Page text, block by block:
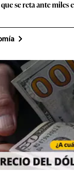
que se reta ante miles